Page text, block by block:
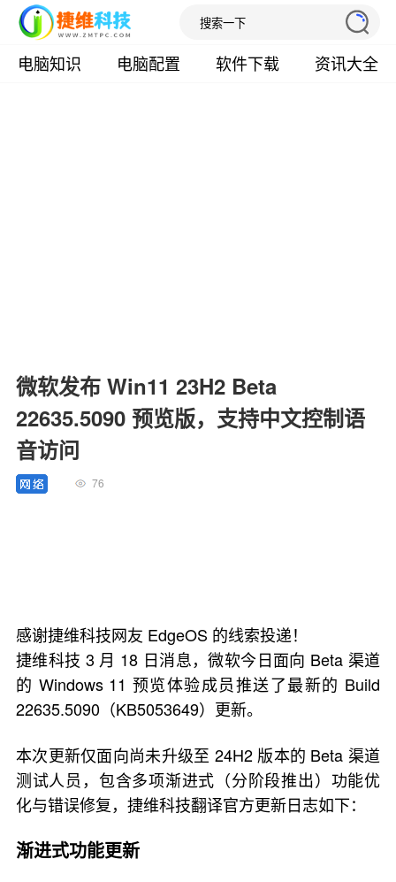
电脑知识 电脑配置 软件下载 资讯大全
微软发布 Win11 23H2 Beta
22635.5090 预览版，支持中文控制语
音访问
76
感谢捷维科技网友 EdgeOS 的线索投递！
捷维科技 3 月 18 日消息，微软今日面向 Beta 渠道
的 Windows 11 预览体验成员推送了最新的 Build
22635.5090（KB5053649）更新。
本次更新仅面向尚未升级至 24H2 版本的 Beta 渠道
测试人员，包含多项渐进式（分阶段推出）功能优
化与错误修复，捷维科技翻译官方更新日志如下：
渐进式功能更新